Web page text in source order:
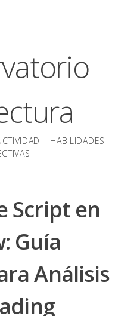
– HABILIDADES
Script en
Guía
Análisis